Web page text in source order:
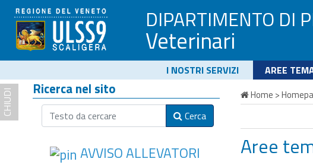
DIPARTIMENTO DI
Veterinari
I NOSTRI SERVIZI AREE
Home >
Aree
CHIUDI Ricerca nel sito
Cerca
AVVISO ALLEVATORI